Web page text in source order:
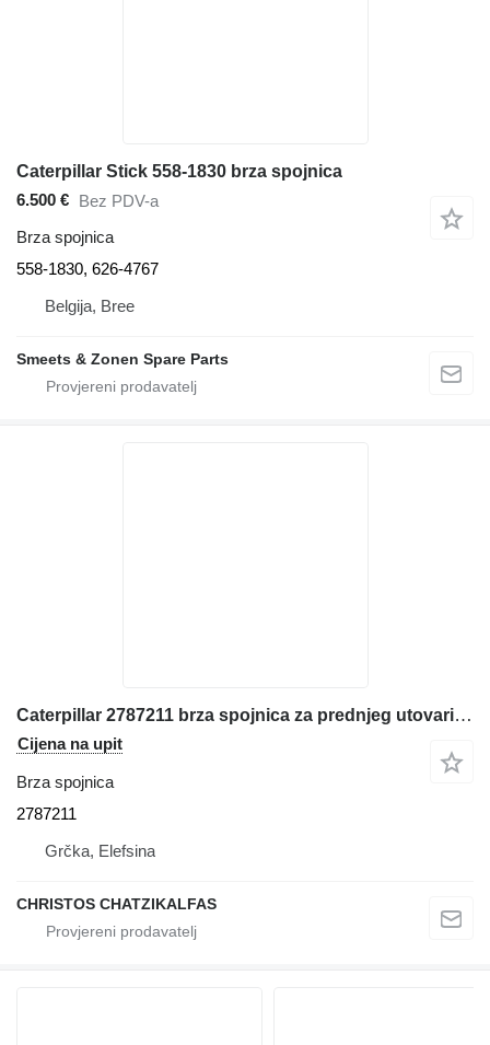
Caterpillar Stick 558-1830 brza spojnica
6.500 € Bez PDV-a
Brza spojnica
558-1830, 626-4767
Belgija, Bree
Smeets & Zonen Spare Parts
Caterpillar 2787211 brza spojnica za prednjeg utovarivača
Cijena na upit
Brza spojnica
2787211
Grčka, Elefsina
CHRISTOS CHATZIKALFAS